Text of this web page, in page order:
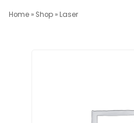
Home » Shop » Laser